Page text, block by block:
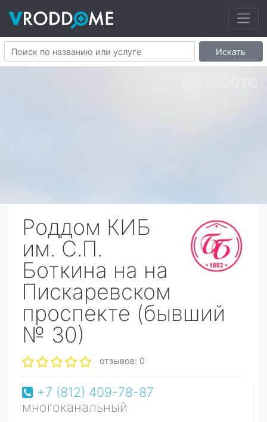
Искать
Роддом КИБ
им. С.П.
Боткина на на
Пискаревском
проспекте (бывший
№ 30)
отзывов: 0
+7 (812) 409-78-87
многоканальный